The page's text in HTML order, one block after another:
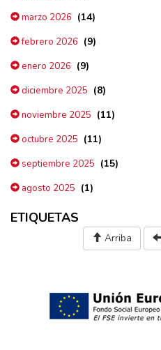
marzo 2026 (14)
febrero 2026 (9)
enero 2026 (9)
diciembre 2025 (8)
noviembre 2025 (11)
octubre 2025 (11)
septiembre 2025 (15)
agosto 2025 (1)
ETIQUETAS
Arriba